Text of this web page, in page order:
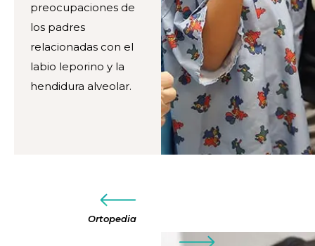
preocupaciones de
los padres
relacionadas con el
labio leporino y la
hendidura alveolar.
Ortopedia